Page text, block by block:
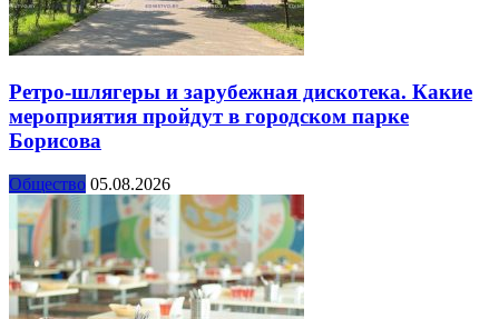
Ретро-шлягеры и зарубежная дискотека. Какие
мероприятия пройдут в городском парке
Борисова
Общество 05.08.2026